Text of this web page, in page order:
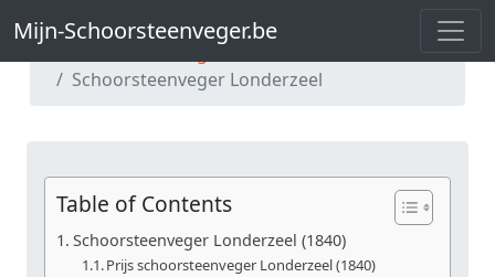
Mijn-Schoorsteenveger.be
Mijn-Schoorsteenveger.be
Schoorsteenveger Londerzeel
Table of Contents
Schoorsteenveger Londerzeel (1840)
Prijs schoorsteenveger Londerzeel (1840)